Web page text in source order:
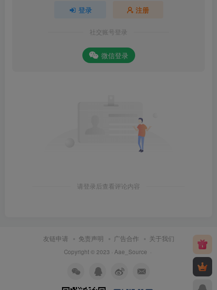
登录 注册
社交账号登录
微信登录
请登录后查看评论内容
友链申请 免责声明 广告合作 关于我们
Copyright © 2023 · Aae_Source ·